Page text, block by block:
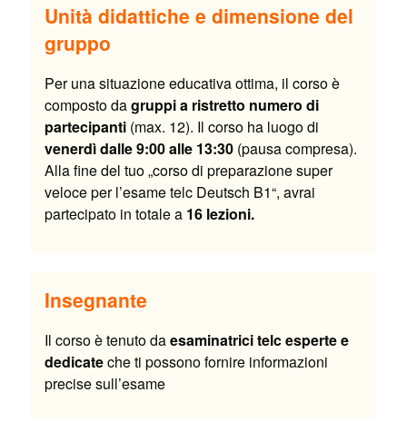
Unità didattiche e dimensione del
gruppo
Per una situazione educativa ottima, il corso è
composto dagruppi a ristretto numero di
partecipanti (max. 12). Il corso ha luogo di
venerdì dalle 9:00 alle 13:30(pausa compresa).
Alla fine del tuo „corso di preparazione super
veloce per l’esame telc Deutsch B1“, avrai
partecipato in totale a 16 lezioni.
Insegnante
Il corso è tenuto daesaminatricitelc esperte e
dedicateche ti possono fornire informazioni
precise sull’esame